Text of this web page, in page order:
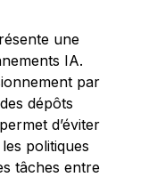
une
IA.
par
dépôts
d’éviter
politiques
tâches entre